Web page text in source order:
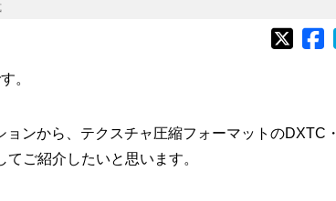
。
ンから、テクスチャ圧縮フォーマットのDXTC・
ご紹介したいと思います。